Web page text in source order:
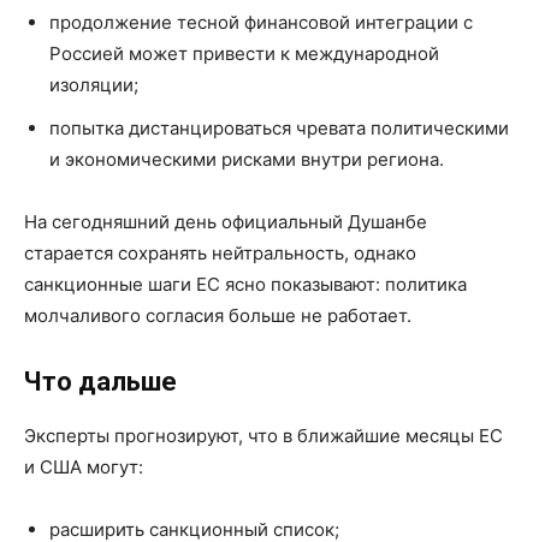
продолжение тесной финансовой интеграции с
Россией может привести к международной
изоляции;
попытка дистанцироваться чревата политическими
и экономическими рисками внутри региона.
На сегодняшний день официальный Душанбе
старается сохранять нейтральность, однако
санкционные шаги ЕС ясно показывают: политика
молчаливого согласия больше не работает.
Что дальше
Эксперты прогнозируют, что в ближайшие месяцы ЕС
и США могут:
расширить санкционный список;